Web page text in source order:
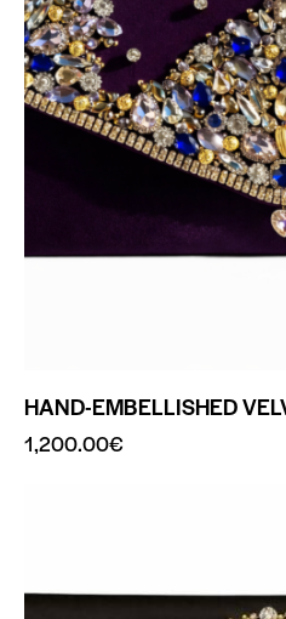
HAND-EMBELLISHED
1,200.00€